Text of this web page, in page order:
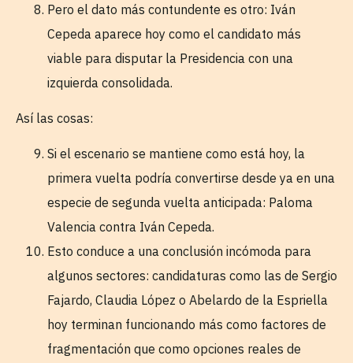
Pero el dato más contundente es otro: Iván
Cepeda aparece hoy como el candidato más
viable para disputar la Presidencia con una
izquierda consolidada.
Así las cosas:
Si el escenario se mantiene como está hoy, la
primera vuelta podría convertirse desde ya en una
especie de segunda vuelta anticipada: Paloma
Valencia contra Iván Cepeda.
Esto conduce a una conclusión incómoda para
algunos sectores: candidaturas como las de Sergio
Fajardo, Claudia López o Abelardo de la Espriella
hoy terminan funcionando más como factores de
fragmentación que como opciones reales de